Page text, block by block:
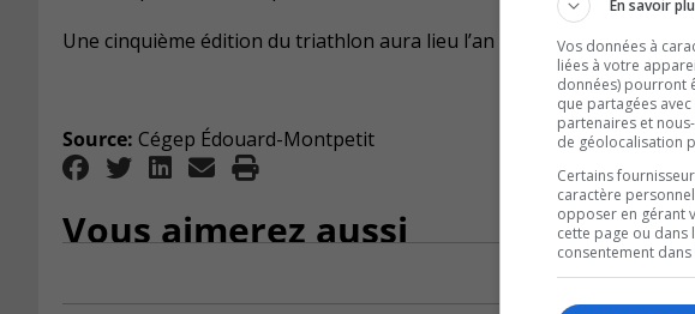
Une cinquième édition du triathlon aura lieu l’an prochain.
Source: Cégep Édouard-Montpetit
Vous aimerez aussi
En savoir
Vos données à
liées à votre
données) pourront
que partagées
partenaires et
de géolocalisation
Certains
caractère
opposer en gérant
cette page ou
consentement